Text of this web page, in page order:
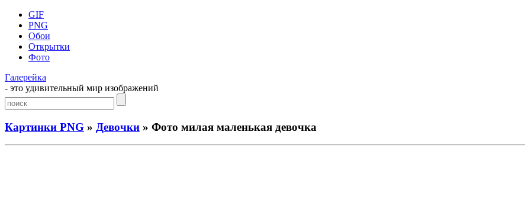
GIF
PNG
Обои
Открытки
Фото
Галерейка
- это удивительный мир изображений
Картинки PNG » Девочки » Фото милая маленькая девочка